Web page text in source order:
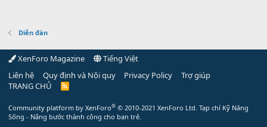
Diễn đàn
XenForo Magazine
Tiếng Việt
Liên hệ
Quy định và Nội quy Privacy Policy
Trợ giúp
TRANG CHỦ
R
Community platform by XenForo® © 2010-2021 XenForo Ltd. Tạp chí Kỹ Năng
Sống - Nâng bước thành công cho bạn trẻ.